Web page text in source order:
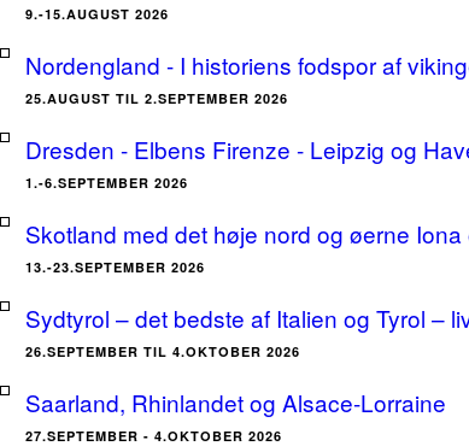
9.-15.AUGUST 2026
Nordengland - I historiens fodspor af
25.AUGUST TIL 2.SEPTEMBER 2026
Dresden - Elbens Firenze - Leipzig og
1.-6.SEPTEMBER 2026
Skotland med det høje nord og øerne
13.-23.SEPTEMBER 2026
Sydtyrol – det bedste af Italien og Tyrol –
26.SEPTEMBER TIL 4.OKTOBER 2026
Saarland, Rhinlandet og Alsace-Lorraine
27.SEPTEMBER - 4.OKTOBER 2026